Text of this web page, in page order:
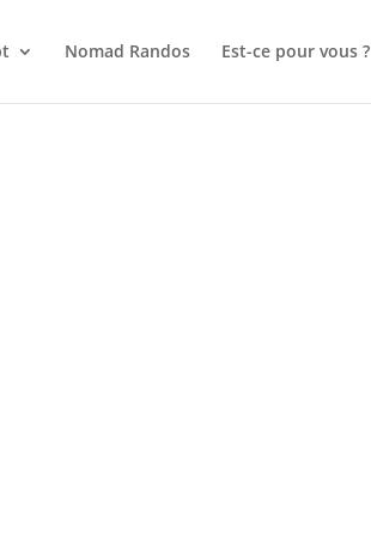
Nomad Randos Est-ce pour vous ?